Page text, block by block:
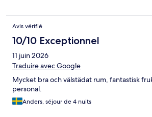
Avis vérifié
10/10 Exceptionnel
11 juin 2026
Traduire avec Google
Mycket bra och välstädat rum, fantastisk
personal.
Anders, séjour de 4 nuits